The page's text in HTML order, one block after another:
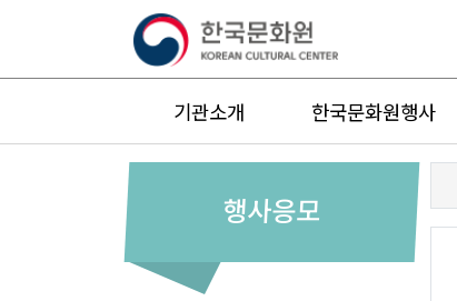
기관소개 한국문화원행사
행사응모